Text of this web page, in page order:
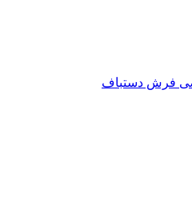
فرش دستباف